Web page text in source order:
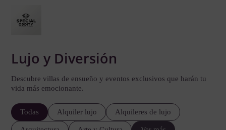
Lujo y Diversión
Descubre villas de ensueño y eventos exclusivos que harán tu
vida más emocionante.
Todas Alquiler lujo Alquileres de lujo